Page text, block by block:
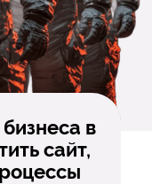
в
сайт,